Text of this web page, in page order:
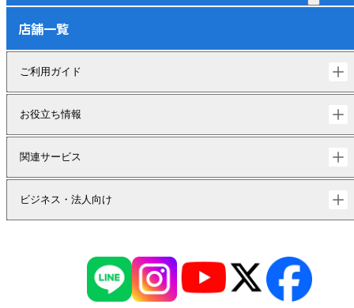
店舗一覧
ご利用ガイド
お役立ち情報
関連サービス
ビジネス・法人向け